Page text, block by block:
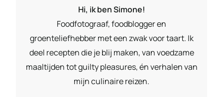
Hi, ik ben Simone!
Foodfotograaf, foodblogger en
groenteliefhebber met een zwak voor taart. Ik
deel recepten die je blij maken, van voedzame
maaltijden tot guilty pleasures, én verhalen van
mijn culinaire reizen.